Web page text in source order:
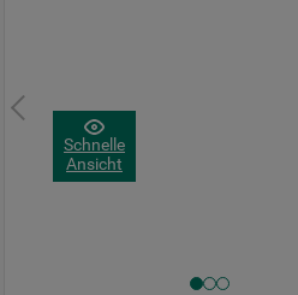
Schnelle
Ansicht